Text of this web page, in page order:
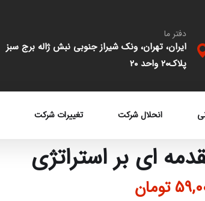
دفتر ما
ایران، تهران، ونک شیراز جنوبی نبش ژاله برج سبز
پلاک۲۰ واحد ۲۰
انحلال شرکت تغییرات شرکت
ای بر استراتژی
تومان